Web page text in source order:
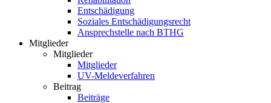
Entschädigung
Soziales Entschädigungsrecht
Ansprechstelle nach BTHG
Mitglieder
Mitglieder
Mitglieder
UV-Meldeverfahren
Beitrag
Beiträge